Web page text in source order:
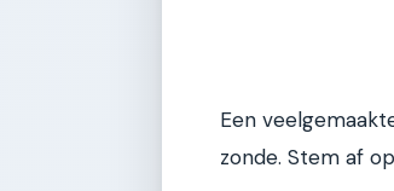
Een
zonde. Stem af